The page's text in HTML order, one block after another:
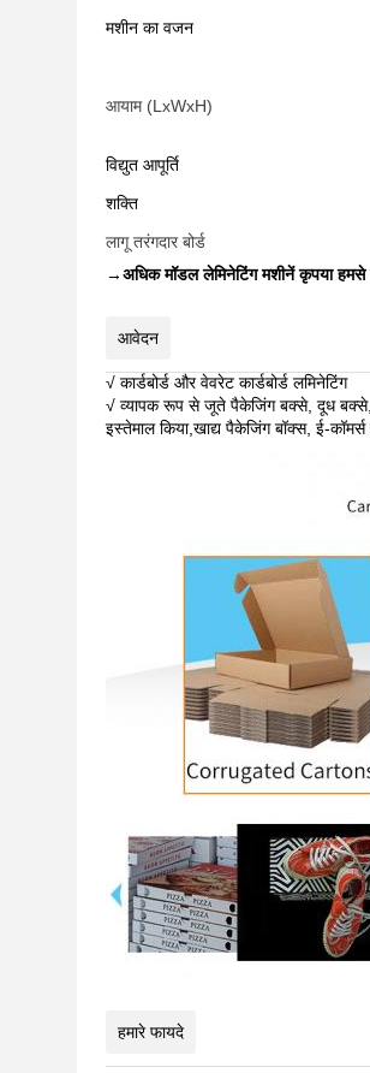
मशीन का वजन
आयाम (LxWxH)
विद्युत आपूर्ति
शक्ति
लागू तरंगदार बोर्ड
→अधिक मॉडल लेमिनेटिंग मशीनें कृपया
आवेदन
√ कार्डबोर्ड और वेवरेट कार्डबोर्ड लमिनेटिंग
√ व्यापक रूप से जूते पैकेजिंग बक्से, दूध
इस्तेमाल किया,खाद्य पैकेजिंग बॉक्स, ई-
हमारे फायदे